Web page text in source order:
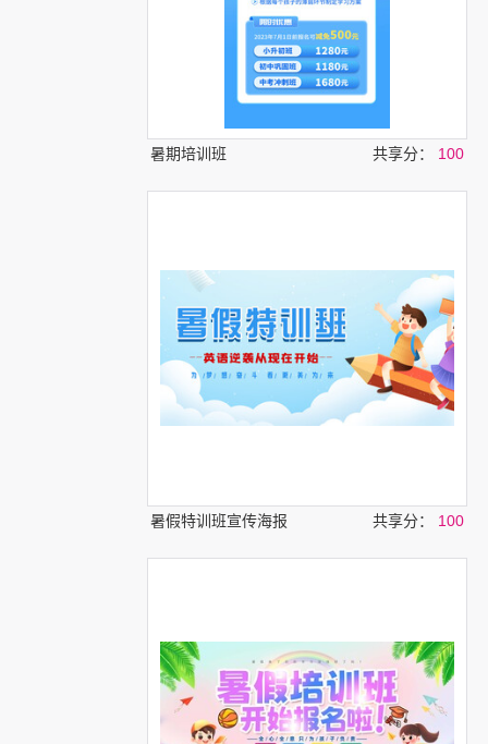
暑期培训班 共享分： 100
暑假特训班宣传海报 共享分： 100